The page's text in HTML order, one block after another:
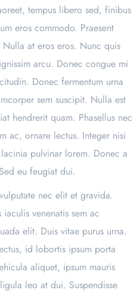
tempus libero sed, finibus
eros commodo. Praesent
at eros eros. Nunc quis
arcu. Donec congue mi
Donec fermentum urna
sem suscipit. Nulla est
hendrerit quam. Phasellus nec
ac, ornare lectus. Integer nisi
pulvinar lorem. Donec a
eu feugiat dui.
nec elit et gravida.
venenatis sem ac
elit. Duis vitae purus urna.
id lobortis ipsum porta
aliquet, ipsum mauris
leo at dui. Suspendisse